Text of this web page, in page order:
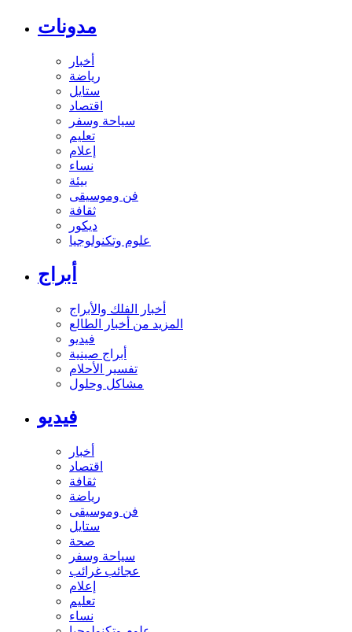
مدونات
أخبار
رياضة
ستايل
اقتصاد
سياحة وسفر
تعليم
إعلام
نساء
بيئة
فن وموسيقى
ثقافة
ديكور
علوم وتكنولوجيا
أبراج
أخبار الفلك والأبراج
المزيد من أخبار الطالع
فيديو
أبراج صينية
تفسير الأحلام
مشاكل وحلول
فيديو
أخبار
اقتصاد
ثقافة
رياضة
فن وموسيقى
ستايل
صحة
سياحة وسفر
عجائب غرائب
إعلام
تعليم
نساء